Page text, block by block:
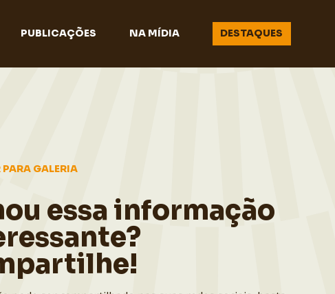
PUBLICAÇÕES NA MÍDIA DESTAQUES
PARA GALERIA
essa informação